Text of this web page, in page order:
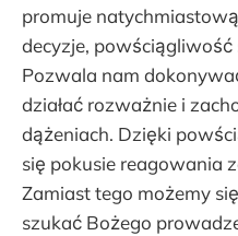
promuje
decyzje, powściągliwość
Pozwala nam
działać rozważnie i
dążeniach. Dzięki
się pokusie reagowania
Zamiast tego możemy
szukać Bożego